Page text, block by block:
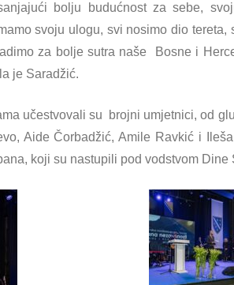
bolju budućnost za sebe,
svoju ulogu, svi nosimo dio
za bolje sutra naše Bosne i
je Saradžić.
učestvovali su brojni umjetnici, od
Aide Čorbadžić, Amile Ravkić i
koji su nastupili pod vodstvom